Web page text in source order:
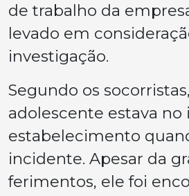
de trabalho da
levado em
investigação.
Segundo os
adolescente estava
estabelecimento
incidente. Apesar da
ferimentos, ele foi